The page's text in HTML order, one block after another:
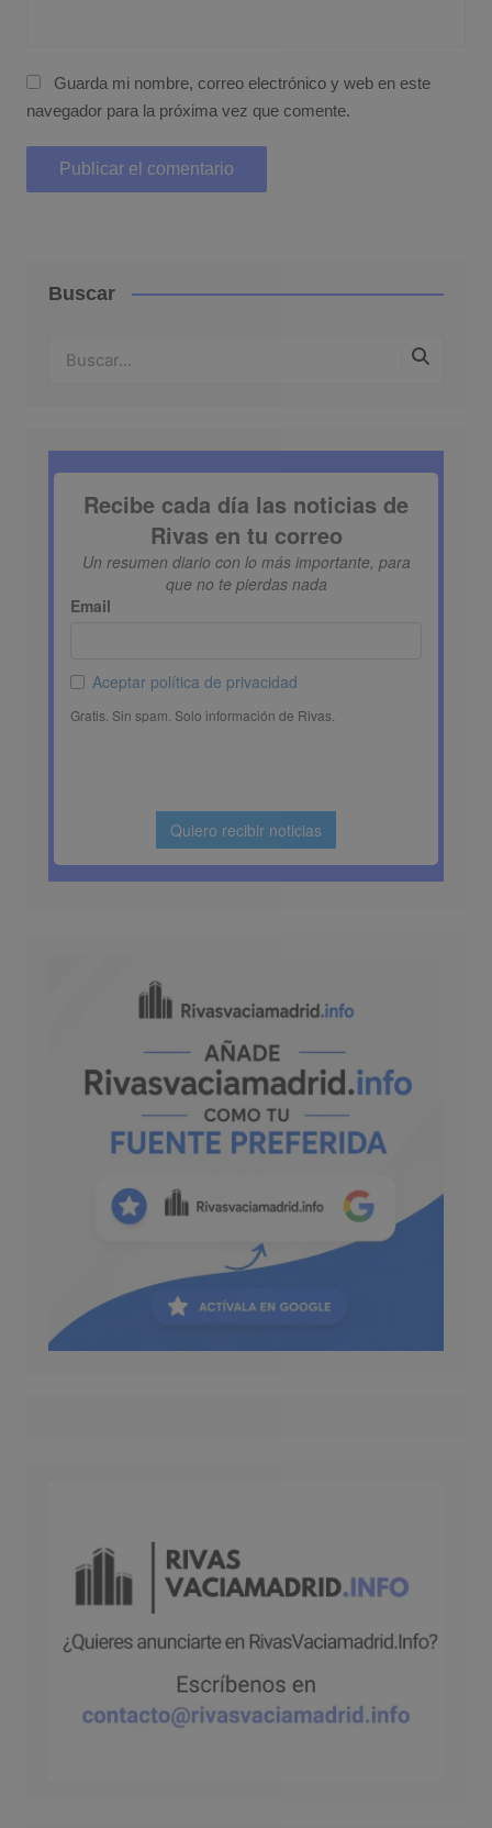
Guarda mi nombre, correo electrónico y web en este
navegador para la próxima vez que comente.
Buscar